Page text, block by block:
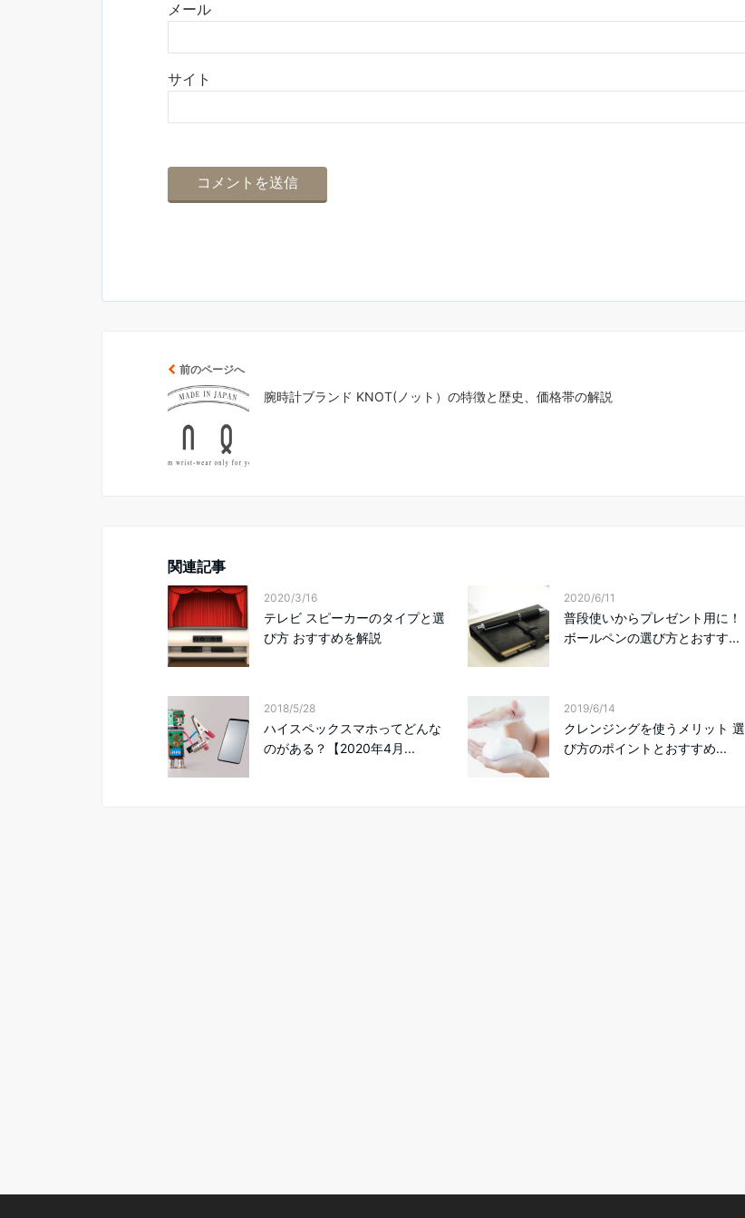
メール
サイト
前のページへ
腕時計ブランド KNOT(ノット）の特徴と歴史、価格帯の解説
関連記事
2020/3/16
テレビ スピーカーのタイプと選
び方 おすすめを解説
2020/6/11
普段使いからプレゼント用に！
ボールペンの選び方とおすす...
2018/5/28
ハイスペックスマホってどんな
のがある？【2020年4月...
2019/6/14
クレンジングを使うメリット 選
び方のポイントとおすすめ...